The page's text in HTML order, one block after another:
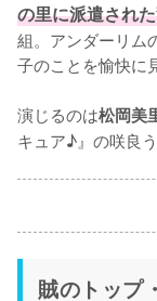
の里に派遣され
組。アンダーリム
子のことを愉快に
演じるのは松岡美
キュア♪』の咲良
賊のトップ